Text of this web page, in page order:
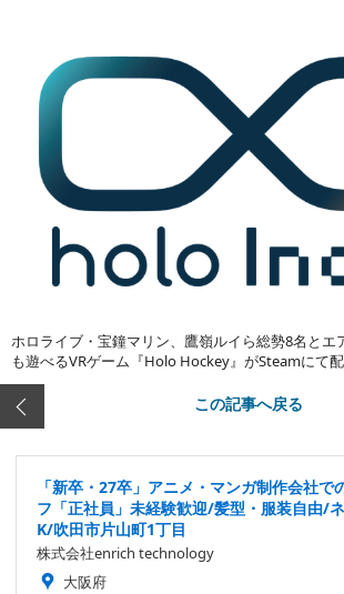
ホロライブ・宝鐘マリン、鷹嶺ルイら総勢8名とエ
も遊べるVRゲーム『Holo Hockey』がSteamにて
この記事へ戻る
「新卒・27卒」アニメ・マンガ制作会社で
フ「正社員」未経験歓迎/髪型・服装自由/
K/吹田市片山町1丁目
株式会社enrich technology
大阪府